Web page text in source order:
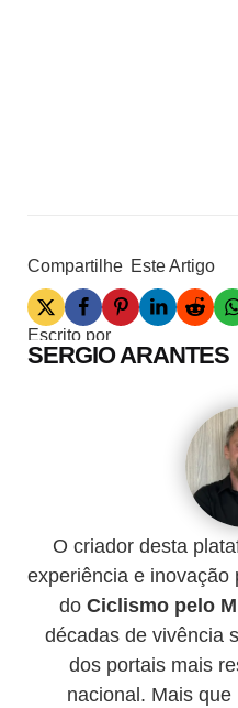
Compartilhe Este Artigo
Escrito por
SERGIO ARANTES
O criador desta
experiência e inovação
do Ciclismo pelo
décadas de vivência
dos portais mais
nacional. Mais